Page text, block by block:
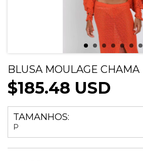
BLUSA MOULAGE CHAMA
$185.48 USD
TAMANHOS:
P